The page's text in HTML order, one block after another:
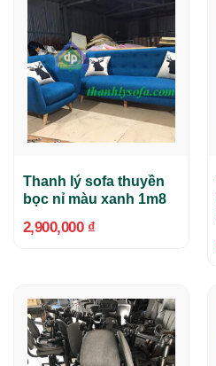
Thanh lý sofa thuyền
bọc nỉ màu xanh 1m8
2,900,000 ₫